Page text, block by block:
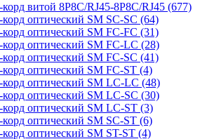
витой 8P8C/RJ45-8P8C/RJ45 (677)
оптический SM SC-SC (64)
оптический SM FC-FC (31)
оптический SM FC-LC (28)
оптический SM FC-SC (41)
оптический SM FC-ST (4)
оптический SM LC-LC (48)
оптический SM LC-SC (30)
оптический SM LC-ST (3)
оптический SM SC-ST (6)
оптический SM ST-ST (4)